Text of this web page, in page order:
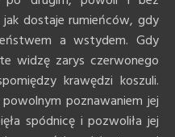
dostaje rumieńców, gdy
a wstydem. Gdy
widzę zarys czerwonego
krawędzi koszuli.
poznawaniem jej
spódnicę i pozwoliła jej